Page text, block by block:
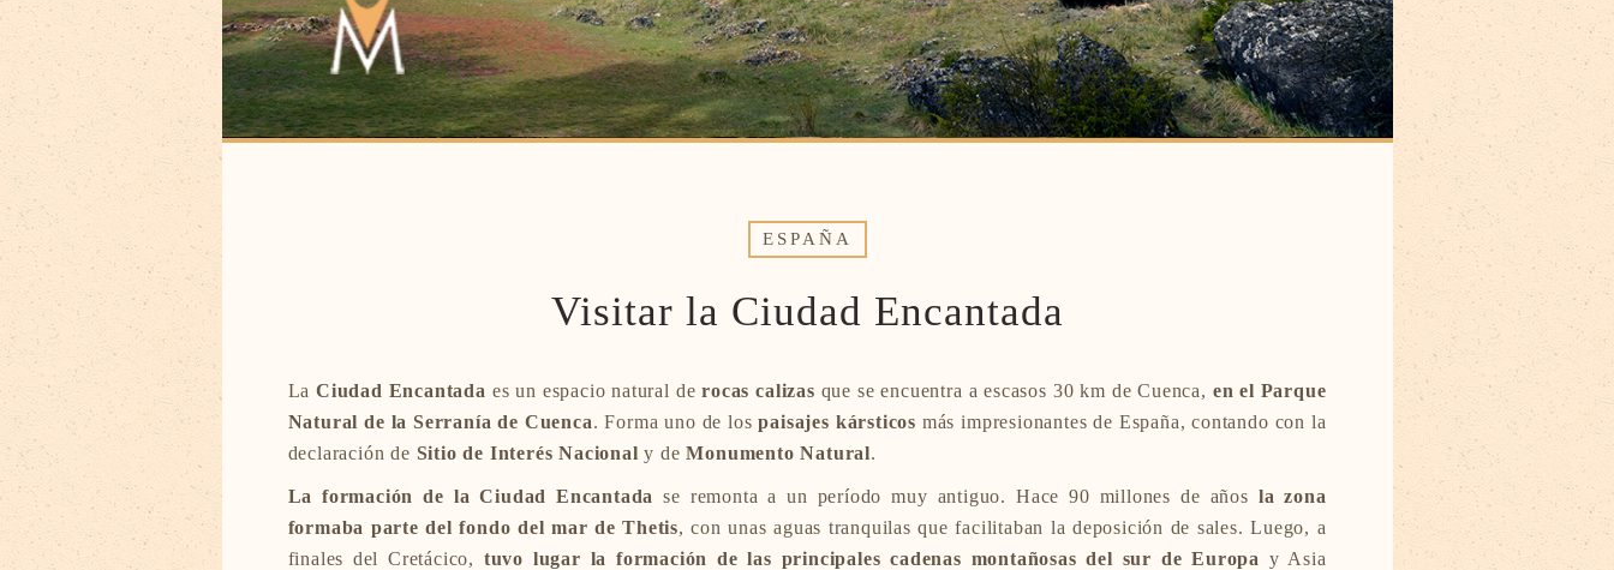
ESPAÑA
Visitar la Ciudad Encantada
La Ciudad Encantada es un espacio natural derocas calizas que se encuentra a escasos 30 km de Cuenca, en el Parque
Natural de la Serranía de Cuenca. Forma uno de lospaisajes kársticos más impresionantes de España, contando con la
declaración de Sitio de Interés Nacional y deMonumento Natural.
La formación de la Ciudad Encantada se remonta a un período muy antiguo. Hace 90 millones de años la zona
formaba parte del fondo del mar de Thetis, con unas aguas tranquilas que facilitaban la deposición de sales. Luego, a
finales del Cretácico, tuvo lugar la formación de las principales cadenas montañosas del sur de Europa y Asia